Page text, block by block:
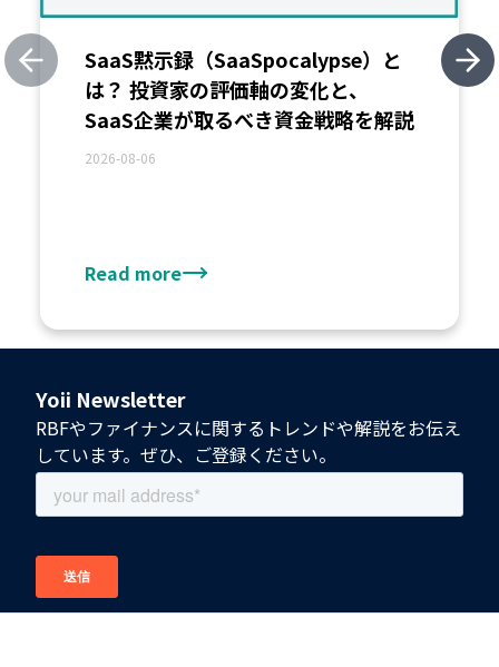
SaaS黙示録（SaaSpocalypse）と
は？ 投資家の評価軸の変化と、
SaaS企業が取るべき資金戦略を解説
2026-08-06
Read more
Previous slide
Yoii Newsletter
RBFやファイナンスに関するトレンドや解説をお伝え
しています。ぜひ、ご登録ください。